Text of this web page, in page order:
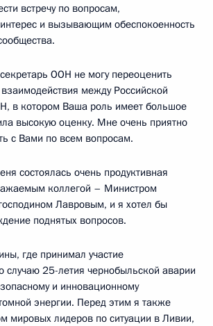
встречу по вопросам,
и вызывающим обеспокоенность
ООН не могу переоценить
между Российской
в котором Ваша роль имеет большое
высокую оценку. Мне очень приятно
с Вами по всем вопросам.
состоялась очень продуктивная
коллегой – Министром
Лавровым, и я хотел бы
поднятых вопросов.
где принимал участие
случаю 25-летия чернобыльской аварии
и инновационному
энергии. Перед этим я также
мировых лидеров по ситуации в Ливии,